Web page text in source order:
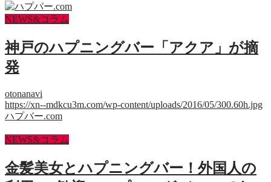
NEWS&コラム
神戸のハプニングバー「アクア」が摘
発
otonanavi
https://xn--mdkcu3m.com/wp-content/uploads/2016/05/300.60h.jpg
ハプバー.com
NEWS&コラム
金髪美女とハプニングバー！外国人の